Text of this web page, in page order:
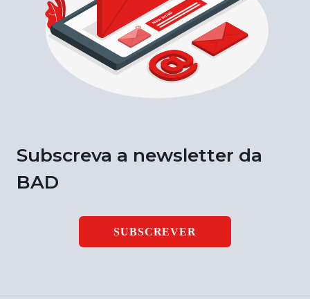
Subscreva a newsletter da
BAD
SUBSCREVER